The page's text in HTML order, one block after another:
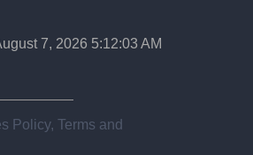
7, 2026 5:12:03 AM
Policy, Terms and